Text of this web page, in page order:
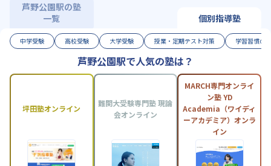
芦野公園駅の塾
一覧
個別指導塾
中学受験 高校受験 大学受験 授業・定期テスト対策 学習習慣の
芦野公園駅で人気の塾は？
坪田塾オンライン
難関大受験専門塾 現論
会オンライン
MARCH専門オンライ
ン塾 YD
Academia（ワイディ
ーアカデミア）オンラ
イン